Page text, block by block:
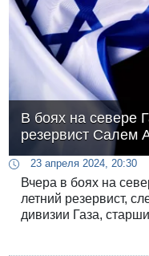
В боях на севере
резервист Салем
23 апреля 2024, 20:30
Вчера в боях на
летний резервист,
дивизии Газа,